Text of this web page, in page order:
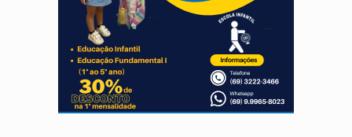
ACABOU COM PEUGEOT:Incêndio destrói carro que era rebocado para oficina
VÍDEO: Ladrão é filmado furtando moto na frente do bar
BOLSAS DE PESQUISA:Iniciativa Amazônia+10 lança chamada para fortalecer
MATERIAL: Brasil tem grandes reservas de urânio, mas produz pouco e